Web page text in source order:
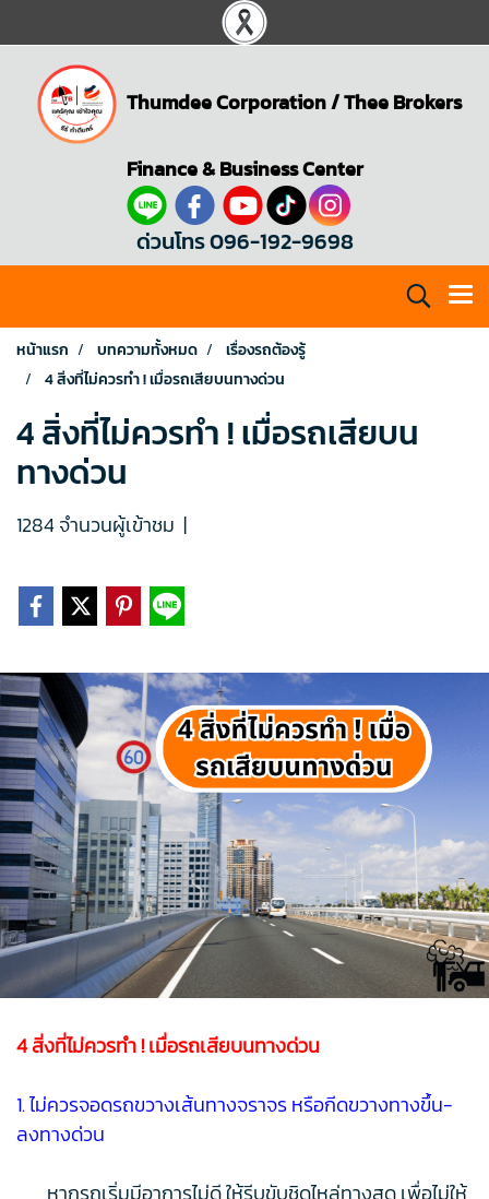
Thumdee Corporation/Thee Brokers
Finance & Business Center
ด่วนโทร 096-192-9698
หน้าแรก บทความทั้งหมด
เรื่องรถต้องรู้
4 สิ่งที่ไม่ควรทำ ! เมื่อรถเสียบนทางด่วน
4 สิ่งที่ไม่ควรทำ ! เมื่อรถเสียบน
ทางด่วน
1284 จำนวนผู้เข้าชม |
4 สิ่งที่ไม่ควรทำ ! เมื่อรถเสียบนทางด่วน
1. ไม่ควรจอดรถขวางเส้นทางจราจร หรือกีดขวางทางขึ้น-
ลงทางด่วน
หากรถเริ่มมีอาการไม่ดี ให้รีบขับชิดไหล่ทางสุด เพื่อไม่ให้